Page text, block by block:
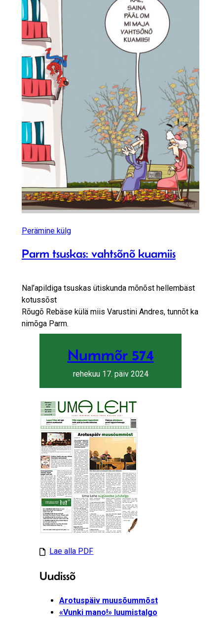
Perämine külg
Parm tsuskas: vahtsõnõ kuamiis
Nal’apildiga tsuskas ütiskunda mõnõst hellembäst
kotussõst
Rõugõ Rebäse külä miis Varustini Andres, tunnõt ka
nimõga Parm.
Nummõr 574
rehekuu 17. päiv 2024
Lae alla PDF
Uudissõ
Arotuspäiv muusõummõst
«Vunki mano!» luumistalgo